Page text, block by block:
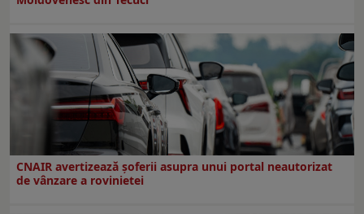
CNAIR avertizează șoferii asupra unui portal neautorizat
de vânzare a rovinietei